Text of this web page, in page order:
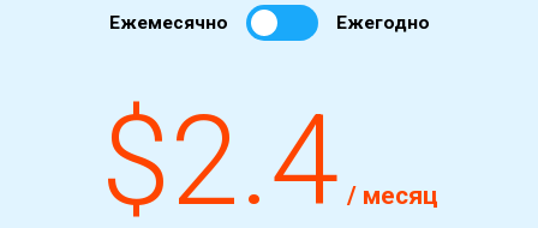
Ежемесячно Ежегодно
$2.4 / месяц